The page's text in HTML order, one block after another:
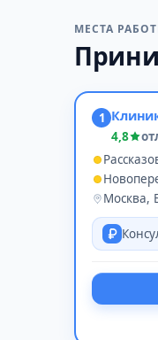
МЕСТА
1
4,8
Москва,